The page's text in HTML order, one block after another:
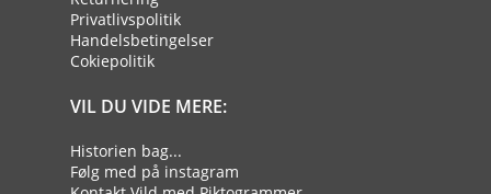
Privatlivspolitik
Handelsbetingelser
Cokiepolitik
VIL DU VIDE MERE:
Historien bag...
Følg med på instagram